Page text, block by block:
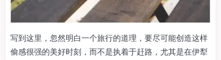
写到这里，忽然明白一个旅行的道理，要尽可能创造这样
偷感很强的美好时刻，而不是执着于赶路，尤其是在伊犁